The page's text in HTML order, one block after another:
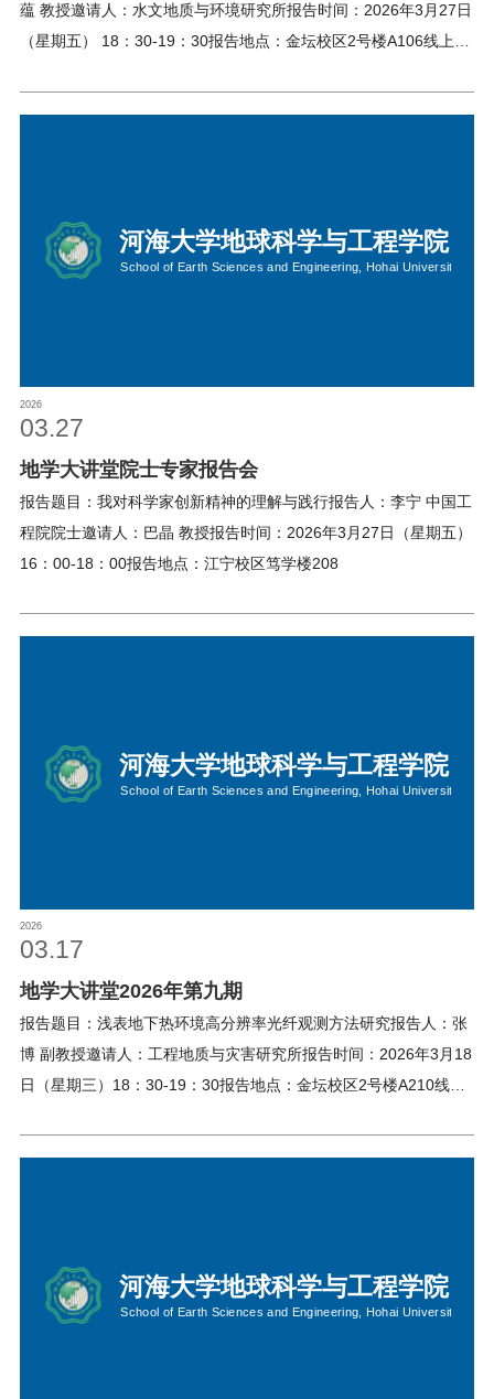
蕴 教授邀请人：水文地质与环境研究所报告时间：2026年3月27日
（星期五） 18：30-19：30报告地点：金坛校区2号楼A106线上地
2026
03.27
地学大讲堂院士专家报告会
报告题目：我对科学家创新精神的理解与践行报告人：李宁 中国工
程院院士邀请人：巴晶 教授报告时间：2026年3月27日（星期五）
16：00-18：00报告地点：江宁校区笃学楼208
2026
03.17
地学大讲堂2026年第九期
报告题目：浅表地下热环境高分辨率光纤观测方法研究报告人：张
博 副教授邀请人：工程地质与灾害研究所报告时间：2026年3月18
日（星期三）18：30-19：30报告地点：金坛校区2号楼A210线上